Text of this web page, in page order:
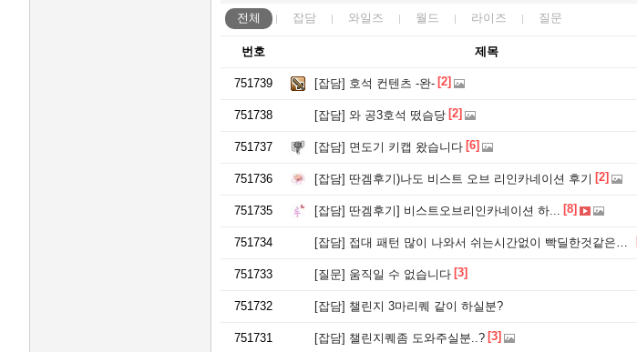
전체 잡담 와일즈 월드 라이즈 질문
번호 제목
751739 [잡담] 호석 컨텐츠 -완- [2]
751738 [잡담] 와 공3호석 떴슴당 [2]
751737 [잡담] 면도기 키캡 왔습니다 [6]
751736 [잡담] 딴겜후기)나도 비스트 오브 리인카네이션 후기 [2]
751735 [잡담] 딴겜후기] 비스트오브리인카네이션 하... [8]
751734 [잡담] 접대 패턴 많이 나와서 쉬는시간없이 빡딜한것같은데..
751733 [질문] 움직일 수 없습니다 [3]
751732 [잡담] 챌린지 3마리퀘 같이 하실분?
751731 [잡담] 챌린지퀘좀 도와주실분..? [3]